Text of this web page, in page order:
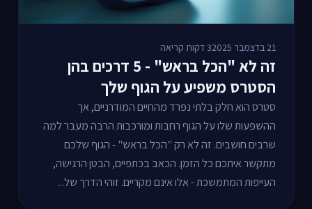
21 בדצמבר 2025 3 דקות קריאה
זה לא "הכל בראש" - 5 דרכים בהן
הסטרס משפיע על הגוף שלך
סטרס הוא חלק בלתי נפרד מהחיים המודרניים, אך
ההשפעות שלו על הגוף רחבות ומורכבות הרבה מעבר למה
שרבים חושבים. זה לא רק "הכל בראש" - הגוף שלכם
מתקשר איתכם כל הזמן. הכאב בכתפיים, הבטן הרגישה,
העייפות המתמשכת - אלו אינם מקריים. זוהי הדרך של...